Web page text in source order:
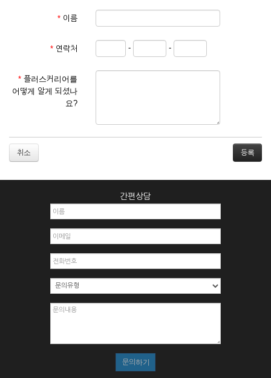
① 서비스 이용계약은 서비스 이용 희망자가 본 약관에 동의한
를 심사, 승낙함으로써 성립하며, 회사는 신청자의 실명 확인 절
차를 밟을 수 있습니다.
② 회원가입시 입력한 ID는 변경할 수 없으며, 회원 1인당 한 개
의 ID가 발급됩니다. 부득이한 경우로 인해 변경하고자 하는 경
거절하거나 취소할 수 있으며, 실명으로 등록하지 않은 자의 일
2. 개인정보를 허위로 기재하여 신청할 경우
3. 경쟁 관게에 있는 이용자가 신청할 경우
4. 타인의 서비스 이용을 방해하거나, 정보를 도용한 경우
6. 이용자가 영업활동 또는 부정한 용도로 본 서비스를 이용할
7. 회사의 정보를 사전 승낙 없이 전재, 변조, 복사하여 이용하
8. 기타 회사가 정한 제반 사항을 위반하며 신청하는 경우
제5조 (서비스의 이용 및 중지)
② 시스템 점검, 교체 및 고장, 기술적인 이유, 국가비상사태, 정
스가 불가능할 경우 회사는 사전 공지나 예고 없이 서비스의 전
부 또는 일부를 일시적 또는 영구적으로 중지할 수 있습니다.
* 이름
* 연락처 - -
* 플러스커리어를
어떻게 알게 되셨나
요?
취소
간편상담